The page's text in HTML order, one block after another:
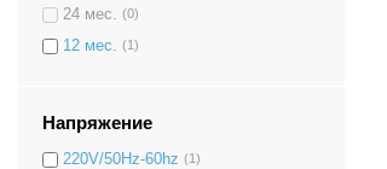
24 мес. (0)
12 мес. (1)
Напряжение
220V/50Hz-60hz (1)